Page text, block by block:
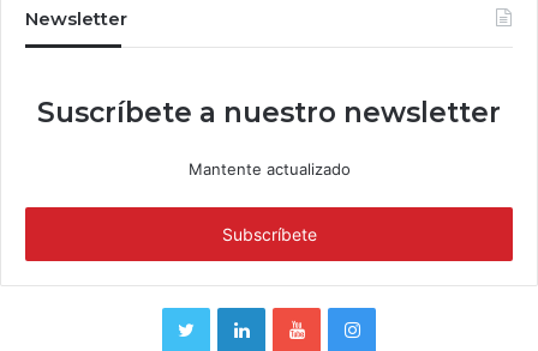
Newsletter
Suscríbete a nuestro newsletter
Mantente actualizado